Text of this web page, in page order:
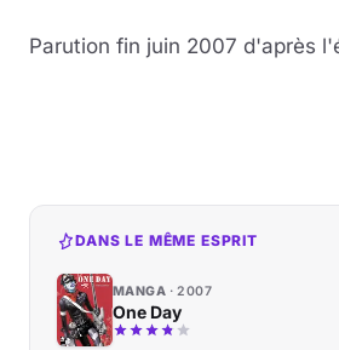
Parution fin juin 2007 d'après
DANS LE MÊME ESPRIT
MANGA 2007
One Day